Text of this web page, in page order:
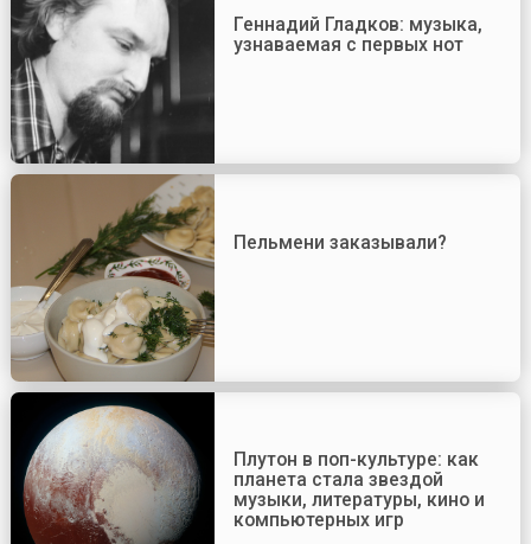
Геннадий Гладков: музыка,
узнаваемая с первых нот
Пельмени заказывали?
Плутон в поп-культуре: как
планета стала звездой
музыки, литературы, кино и
компьютерных игр